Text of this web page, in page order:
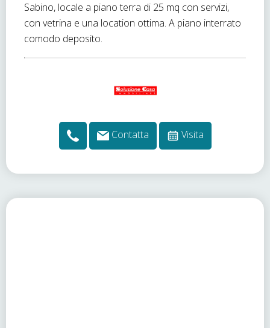
Sabino, locale a piano terra di 25 mq con servizi,
con vetrina e una location ottima. A piano interrato
comodo deposito.
Contatta Visita